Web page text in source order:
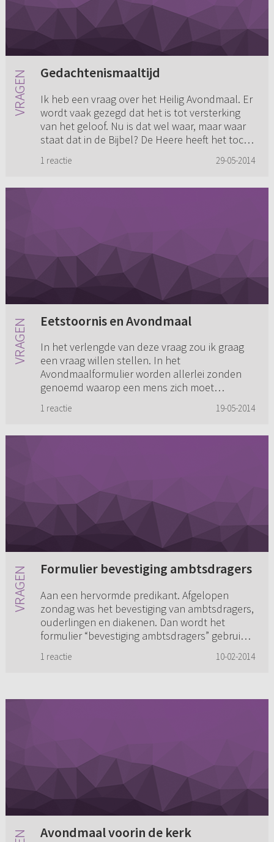
Gedachtenismaaltijd
Ik heb een vraag over het Heilig Avondmaal. Er
wordt vaak gezegd dat het is tot versterking
van het geloof. Nu is dat wel waar, maar waar
staat dat in de Bijbel? De Heere heeft het toch
1 reactie 29-05-2014
Eetstoornis en Avondmaal
In het verlengde van deze vraag zou ik graag
een vraag willen stellen. In het
Avondmaalformulier worden allerlei zonden
genoemd waarop een mens zich moet
blijven...
1 reactie 19-05-2014
Formulier bevestiging ambtsdragers
Aan een hervormde predikant. Afgelopen
zondag was het bevestiging van ambtsdragers,
ouderlingen en diakenen. Dan wordt het
formulier “bevestiging ambtsdragers” gebruikt.
1 reactie 10-02-2014
Avondmaal voorin de kerk